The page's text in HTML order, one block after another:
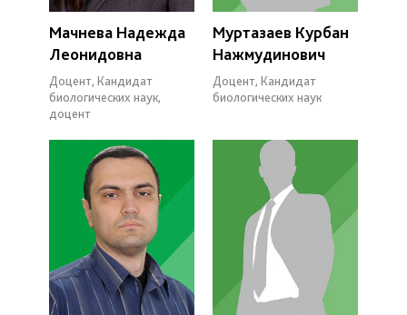
Мачнева Надежда
Леонидовна
Доцент, Кандидат
биологических наук,
доцент
Муртазаев Курбан
Нажмудинович
Доцент, Кандидат
биологических наук